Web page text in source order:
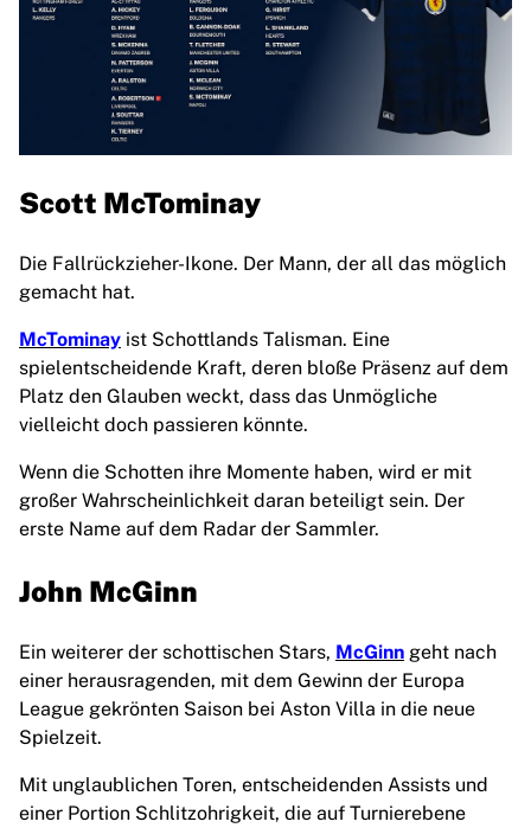
Scott McTominay
Die Fallrückzieher-Ikone. Der Mann, der all das möglich
gemacht hat.
McTominay ist Schottlands Talisman. Eine
spielentscheidende Kraft, deren bloße Präsenz auf dem
Platz den Glauben weckt, dass das Unmögliche
vielleicht doch passieren könnte.
Wenn die Schotten ihre Momente haben, wird er mit
großer Wahrscheinlichkeit daran beteiligt sein. Der
erste Name auf dem Radar der Sammler.
John McGinn
Ein weiterer der schottischen Stars, McGinn geht nach
einer herausragenden, mit dem Gewinn der Europa
League gekrönten Saison bei Aston Villa in die neue
Spielzeit.
Mit unglaublichen Toren, entscheidenden Assists und
einer Portion Schlitzohrigkeit, die auf Turnierebene